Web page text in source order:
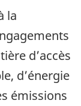
la
d’accès
d’énergie
émissions